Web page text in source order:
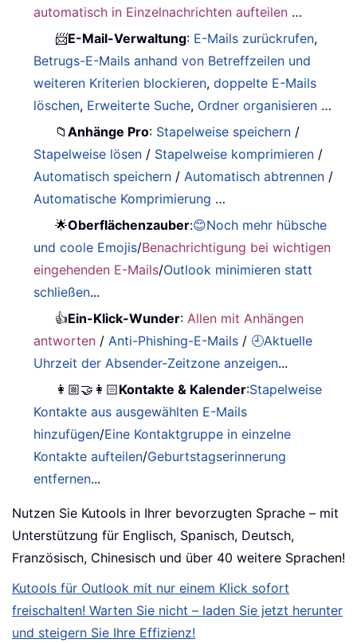
automatisch in Einzelnachrichten aufteilen …
📨E-Mail-Verwaltung: E-Mails zurückrufen,
Betrugs-E-Mails anhand von Betreffzeilen und
weiteren Kriterien blockieren,doppelte E-Mails
löschen, Erweiterte Suche, Ordner organisieren …
📁Anhänge Pro: Stapelweise speichern /
Stapelweise lösen / Stapelweise komprimieren /
Automatisch speichern / Automatisch abtrennen /
Automatische Komprimierung …
🌟Oberflächenzauber:😊Noch mehr hübsche
und coole Emojis/Benachrichtigung bei wichtigen
eingehenden E-Mails/Outlook minimieren statt
schließen...
👍Ein-Klick-Wunder: Allen mit Anhängen
antworten / Anti-Phishing-E-Mails / 🕘Aktuelle
Uhrzeit der Absender-Zeitzone anzeigen...
👩🏼‍🤝‍👩🏻Kontakte & Kalender:Stapelweise
Kontakte aus ausgewählten E-Mails
hinzufügen/Eine Kontaktgruppe in einzelne
Kontakte aufteilen/Geburtstagserinnerung
entfernen...
Nutzen Sie Kutools in Ihrer bevorzugten Sprache – mit
Unterstützung für Englisch, Spanisch, Deutsch,
Französisch, Chinesisch und über 40 weitere Sprachen!
Kutools für Outlook mit nur einem Klick sofort
freischalten! Warten Sie nicht – laden Sie jetzt herunter
und steigern Sie Ihre Effizienz!